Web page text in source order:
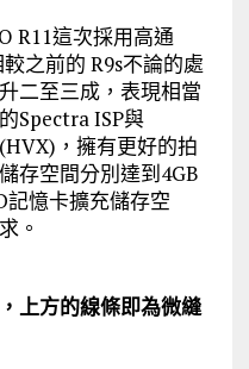
R11這次採用高通
之前的 R9s不論的處
二至三成，表現相當
Spectra ISP與
，擁有更好的拍
存空間分別達到4GB
記憶卡擴充儲存空
。
上方的線條即為微縫